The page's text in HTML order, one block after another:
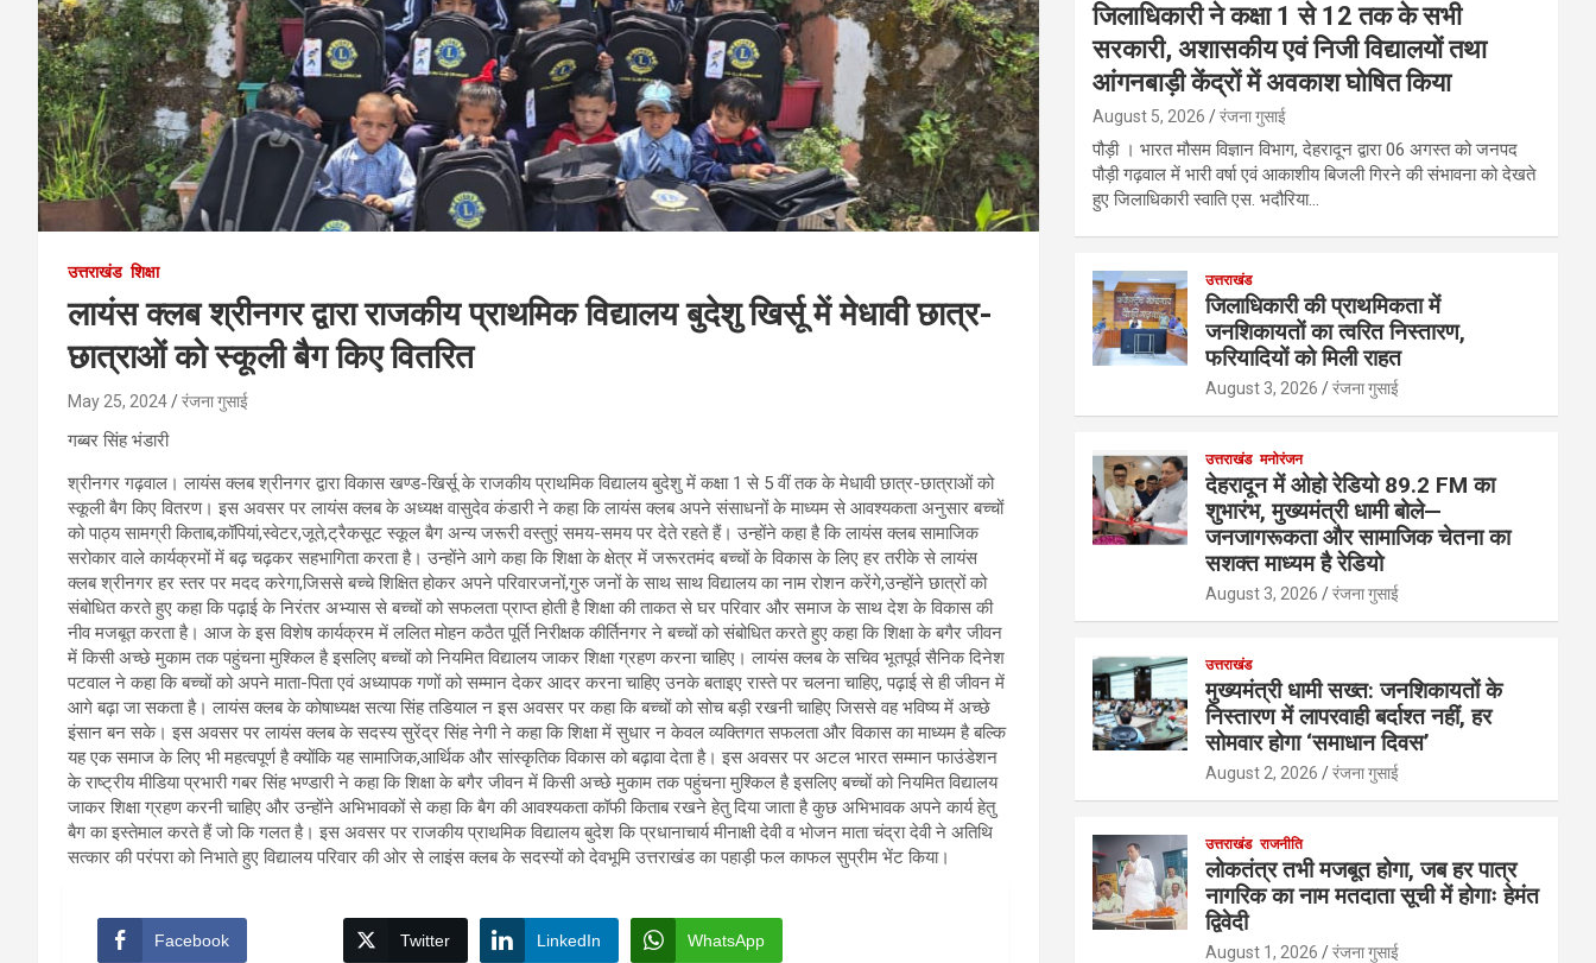
उत्तराखंड शिक्षा
लायंस क्लब श्रीनगर द्वारा राजकीय प्राथमिक विद्यालय बुदेशु खिर्सू में मेधावी छात्र-
छात्राओं को स्कूली बैग किए वितरित
May 25, 2024 रंजना गुसाई
गब्बर सिंह भंडारी
श्रीनगर गढ़वाल। लायंस क्लब श्रीनगर द्वारा विकास खण्ड-खिर्सू के राजकीय प्राथमिक विद्यालय बुदेशु में कक्षा 1 से 5 वीं तक के मेधावी छात्र-छात्राओं को
स्कूली बैग किए वितरण। इस अवसर पर लायंस क्लब के अध्यक्ष वासुदेव कंडारी ने कहा कि लायंस क्लब अपने संसाधनों के माध्यम से आवश्यकता अनुसार बच्चों
को पाठ्य सामग्री किताब,कॉपियां,स्वेटर,जूते,ट्रैकसूट स्कूल बैग अन्य जरूरी वस्तुएं समय-समय पर देते रहते हैं। उन्होंने कहा है कि लायंस क्लब सामाजिक
सरोकार वाले कार्यक्रमों में बढ़ चढ़कर सहभागिता करता है। उन्होंने आगे कहा कि शिक्षा के क्षेत्र में जरूरतमंद बच्चों के विकास के लिए हर तरीके से लायंस
क्लब श्रीनगर हर स्तर पर मदद करेगा,जिससे बच्चे शिक्षित होकर अपने परिवारजनों,गुरु जनों के साथ साथ विद्यालय का नाम रोशन करेंगे,उन्होंने छात्रों को
संबोधित करते हुए कहा कि पढ़ाई के निरंतर अभ्यास से बच्चों को सफलता प्राप्त होती है शिक्षा की ताकत से घर परिवार और समाज के साथ देश के विकास की
नीव मजबूत करता है। आज के इस विशेष कार्यक्रम में ललित मोहन कठैत पूर्ति निरीक्षक कीर्तिनगर ने बच्चों को संबोधित करते हुए कहा कि शिक्षा के बगैर जीवन
में किसी अच्छे मुकाम तक पहुंचना मुश्किल है इसलिए बच्चों को नियमित विद्यालय जाकर शिक्षा ग्रहण करना चाहिए। लायंस क्लब के सचिव भूतपूर्व सैनिक दिनेश
पटवाल ने कहा कि बच्चों को अपने माता-पिता एवं अध्यापक गणों को सम्मान देकर आदर करना चाहिए उनके बताइए रास्ते पर चलना चाहिए, पढ़ाई से ही जीवन में
आगे बढ़ा जा सकता है। लायंस क्लब के कोषाध्यक्ष सत्या सिंह तडियाल न इस अवसर पर कहा कि बच्चों को सोच बड़ी रखनी चाहिए जिससे वह भविष्य में अच्छे
इंसान बन सके। इस अवसर पर लायंस क्लब के सदस्य सुरेंद्र सिंह नेगी ने कहा कि शिक्षा में सुधार न केवल व्यक्तिगत सफलता और विकास का माध्यम है बल्कि
यह एक समाज के लिए भी महत्वपूर्ण है क्योंकि यह सामाजिक,आर्थिक और सांस्कृतिक विकास को बढ़ावा देता है। इस अवसर पर अटल भारत सम्मान फाउंडेशन
के राष्ट्रीय मीडिया प्रभारी गबर सिंह भण्डारी ने कहा कि शिक्षा के बगैर जीवन में किसी अच्छे मुकाम तक पहुंचना मुश्किल है इसलिए बच्चों को नियमित विद्यालय
जाकर शिक्षा ग्रहण करनी चाहिए और उन्होंने अभिभावकों से कहा कि बैग की आवश्यकता कॉफी किताब रखने हेतु दिया जाता है कुछ अभिभावक अपने कार्य हेतु
बैग का इस्तेमाल करते हैं जो कि गलत है। इस अवसर पर राजकीय प्राथमिक विद्यालय बुदेश कि प्रधानाचार्य मीनाक्षी देवी व भोजन माता चंद्रा देवी ने अतिथि
सत्कार की परंपरा को निभाते हुए विद्यालय परिवार की ओर से लाइंस क्लब के सदस्यों को देवभूमि उत्तराखंड का पहाड़ी फल काफल सुप्रीम भेंट किया।
Facebook Twitter LinkedIn WhatsApp
जिलाधिकारी ने कक्षा 1 से 12 तक के सभी
सरकारी, अशासकीय एवं निजी विद्यालयों तथा
आंगनबाड़ी केंद्रों में अवकाश घोषित किया
August 5, 2026 रंजना गुसाई
पौड़ी । भारत मौसम विज्ञान विभाग, देहरादून द्वारा 06 अगस्त को जनपद
पौड़ी गढ़वाल में भारी वर्षा एवं आकाशीय बिजली गिरने की संभावना को देखते
हुए जिलाधिकारी स्वाति एस. भदौरिया…
उत्तराखंड
जिलाधिकारी की प्राथमिकता में
जनशिकायतों का त्वरित निस्तारण,
फरियादियों को मिली राहत
August 3, 2026 रंजना गुसाई
उत्तराखंड मनोरंजन
देहरादून में ओहो रेडियो 89.2 FM का
शुभारंभ, मुख्यमंत्री धामी बोले—
जनजागरूकता और सामाजिक चेतना का
सशक्त माध्यम है रेडियो
August 3, 2026 रंजना गुसाई
उत्तराखंड
मुख्यमंत्री धामी सख्त: जनशिकायतों के
निस्तारण में लापरवाही बर्दाश्त नहीं, हर
सोमवार होगा ‘समाधान दिवस’
August 2, 2026 रंजना गुसाई
उत्तराखंड राजनीति
लोकतंत्र तभी मजबूत होगा, जब हर पात्र
नागरिक का नाम मतदाता सूची में होगाः हेमंत
द्विवेदी
August 1, 2026 रंजना गुसाई